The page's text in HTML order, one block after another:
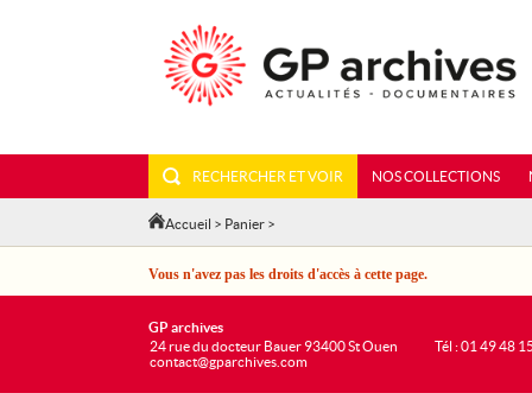
RECHERCHER ET VOIR NOS COLLECTIONS
Accueil > Panier >
Vous n'avez pas les droits d'accès à cette page.
GP archives
24 rue du docteur Bauer 93400 St Ouen
contact@gparchives.com
Tél : 01 49 48